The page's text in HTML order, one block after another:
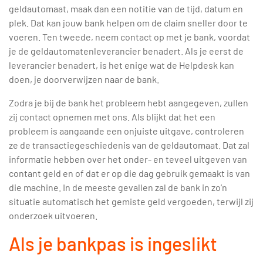
geldautomaat, maak dan een notitie van de tijd, datum en
plek. Dat kan jouw bank helpen om de claim sneller door te
voeren. Ten tweede, neem contact op met je bank, voordat
je de geldautomatenleverancier benadert. Als je eerst de
leverancier benadert, is het enige wat de Helpdesk kan
doen, je doorverwijzen naar de bank.
Zodra je bij de bank het probleem hebt aangegeven, zullen
zij contact opnemen met ons. Als blijkt dat het een
probleem is aangaande een onjuiste uitgave, controleren
ze de transactiegeschiedenis van de geldautomaat. Dat zal
informatie hebben over het onder- en teveel uitgeven van
contant geld en of dat er op die dag gebruik gemaakt is van
die machine. In de meeste gevallen zal de bank in zo’n
situatie automatisch het gemiste geld vergoeden, terwijl zij
onderzoek uitvoeren.
Als je bankpas is ingeslikt